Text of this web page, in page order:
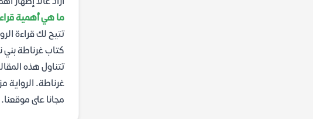
ما هي أهمية
تتيح لك قراءة
كتاب غرناطة
تتناول هذه
مجانا على موقعنا.